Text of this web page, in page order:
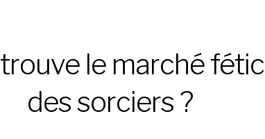
le marché
des sorciers ?